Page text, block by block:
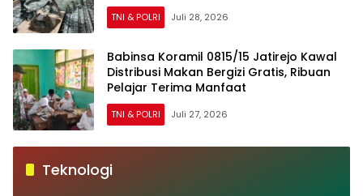
TNI & POLRI Juli 28, 2026
Babinsa Koramil 0815/15 Jatirejo Kawal
Distribusi Makan Bergizi Gratis, Ribuan
Pelajar Terima Manfaat
TNI & POLRI Juli 27, 2026
Teknologi